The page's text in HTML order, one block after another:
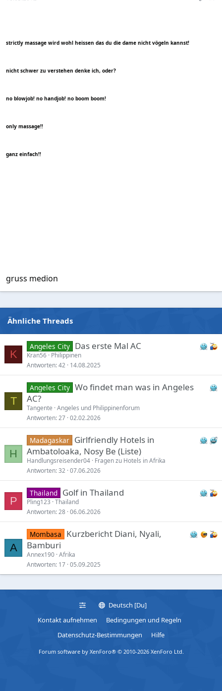
strictly massage wird wohl heissen das du die dame nicht vögeln kannst!
nicht schwer zu verstehen denke ich, oder?
no blowjob! no handjob! no boom boom!
only massage!!
ganz einfach!!
gruss medion
Ähnliche Threads
K
Angeles City Das erste Mal AC
Kran56 Philippinen
Antworten 42 14.08.2025
T
Angeles City Wo findet man was in Angeles
AC?
Tangente Angeles und Philippinenforum
Antworten 27 02.02.2026
H
Madagaskar Girlfriendly Hotels in
Ambatoloaka, Nosy Be (Liste)
Handlungsreisender04 Fragen zu Hotels in Afrika
Antworten 32 07.06.2026
P
Thailand Golf in Thailand
Pling123 Thailand
Antworten 28 06.06.2026
A
Mombasa
Kurzbericht Diani, Nyali,
Bamburi
Annex190 Afrika
Antworten 17 05.09.2025
Deutsch [Du]
Kontakt aufnehmen
Bedingungen und Regeln
Datenschutz-Bestimmungen
Hilfe
Forum software by XenForo® © 2010-2026 XenForo Ltd.